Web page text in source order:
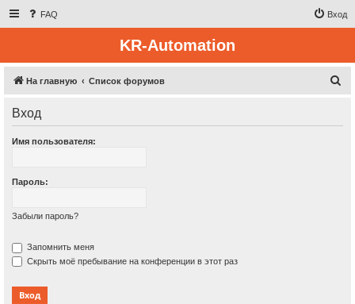
FAQ Вход
KR-Automation
На главную Список форумов
Вход
Имя пользователя:
Пароль:
Забыли пароль?
Запомнить меня
Скрыть моё пребывание на конференции в этот раз